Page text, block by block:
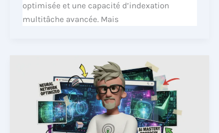
optimisée et une capacité d’indexation
multitâche avancée. Mais